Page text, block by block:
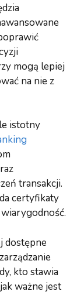
mogą lepiej
na nie z
istotny
transakcji.
certyfikaty
dostępne
kto stawia
ważne jest